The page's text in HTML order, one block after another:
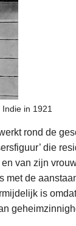
in 1921
rond de
die
van zijn
de
is